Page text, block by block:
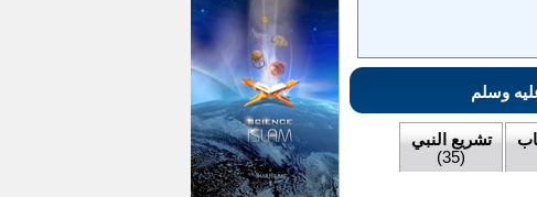
وسلم
تشريع النبي
(35)